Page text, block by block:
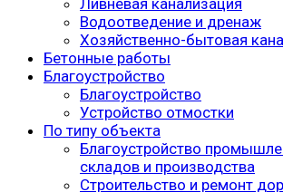
Ливневая канализация
Водоотведение и дренаж
Хозяйственно-бытовая
Бетонные работы
Благоустройство
Благоустройство
Устройство отмостки
По типу объекта
Благоустройство
складов и производства
Строительство и ремонт